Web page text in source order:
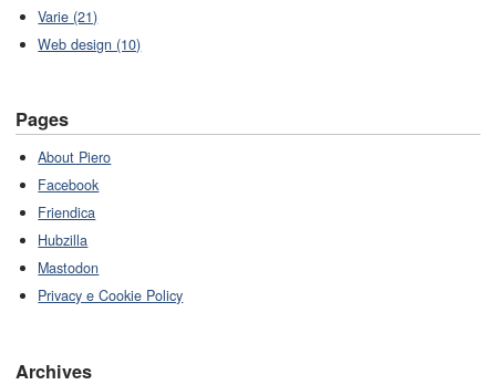
Varie (21)
Web design (10)
Pages
About Piero
Facebook
Friendica
Hubzilla
Mastodon
Privacy e Cookie Policy
Archives